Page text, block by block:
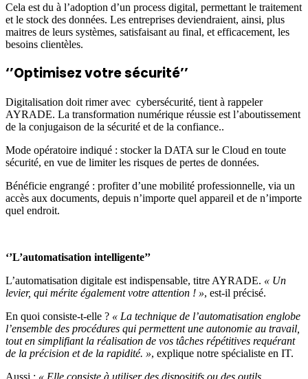
Cela est du à l’adoption d’un process digital, permettant le traitement
et le stock des données. Les entreprises deviendraient, ainsi, plus
maitres de leurs systèmes, satisfaisant au final, et efficacement, les
besoins clientèles.
‘’Optimisez votre sécurité’’
Digitalisation doit rimer avec cybersécurité, tient à rappeler
AYRADE. La transformation numérique réussie est l’aboutissement
de la conjugaison de la sécurité et de la confiance..
Mode opératoire indiqué : stocker la DATA sur le Cloud en toute
sécurité, en vue de limiter les risques de pertes de données.
Bénéficie engrangé : profiter d’une mobilité professionnelle, via un
accès aux documents, depuis n’importe quel appareil et de n’importe
quel endroit.
‘’L’automatisation intelligente’’
L’automatisation digitale est indispensable, titre AYRADE. « Un
levier, qui mérite également votre attention ! », est-il précisé.
En quoi consiste-t-elle ? « La technique de l’automatisation englobe
l’ensemble des procédures qui permettent une autonomie au travail,
tout en simplifiant la réalisation de vos tâches répétitives requérant
de la précision et de la rapidité. », explique notre spécialiste en IT.
Aussi : « Elle consiste à utiliser des dispositifs ou des outils